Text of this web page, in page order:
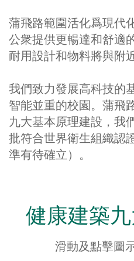
蒲飛路範圍活化爲現代
公衆提供更暢達和舒適
耐用設計和物料將與附
我們致力發展高科技的
智能並重的校園。蒲飛
九大基本原理建設，我
批符合世界衛生組織認
準有待確立）。
健康建築
滑動及點擊圖